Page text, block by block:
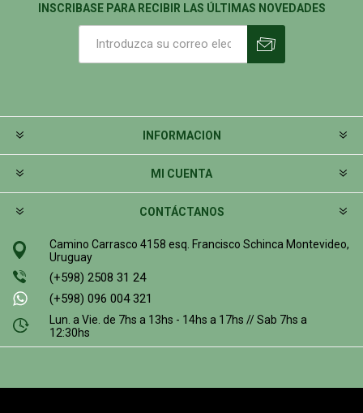
INSCRIBASE PARA RECIBIR LAS ÚLTIMAS NOVEDADES
INFORMACION
MI CUENTA
CONTÁCTANOS
Camino Carrasco 4158 esq. Francisco Schinca Montevideo,
Uruguay
(+598) 2508 31 24
(+598) 096 004 321
Lun. a Vie. de 7hs a 13hs - 14hs a 17hs // Sab 7hs a
12:30hs